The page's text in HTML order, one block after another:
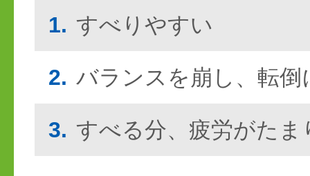
1. すべりやすい
2. バランスを崩し、転
3. すべる分、疲労がたま